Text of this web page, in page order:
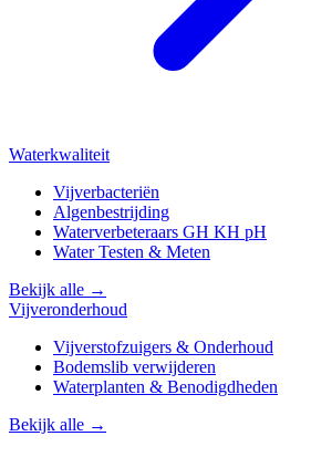
Waterkwaliteit
Vijverbacteriën
Algenbestrijding
Waterverbeteraars GH KH pH
Water Testen & Meten
Bekijk alle →
Vijveronderhoud
Vijverstofzuigers & Onderhoud
Bodemslib verwijderen
Waterplanten & Benodigdheden
Bekijk alle →